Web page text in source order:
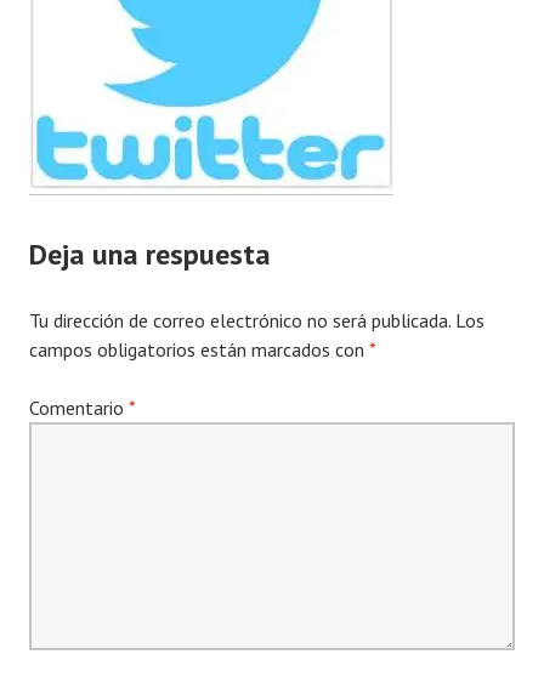
Deja una respuesta
Tu dirección de correo electrónico no será publicada. Los
campos obligatorios están marcados con *
Comentario *